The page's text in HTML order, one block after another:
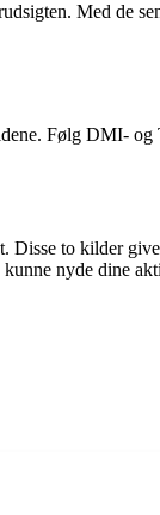
Med de
Følg DMI-
to kilder
nyde dine